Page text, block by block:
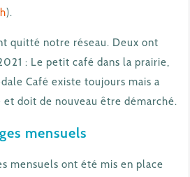
).
quitté notre réseau. Deux ont
: Le petit café dans la prairie,
Café existe toujours mais a
doit de nouveau être démarché.
mensuels
mensuels ont été mis en place